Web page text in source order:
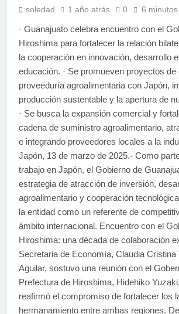
soledad 1 año atrás 0 6 minutos
· Guanajuato celebra encuentro con el
Hiroshima para fortalecer la relación
la cooperación en innovación, desarrollo
educación. · Se promueven proyectos
proveeduría agroalimentaria con Japón,
producción sustentable y la apertura de
· Se busca la expansión comercial y
cadena de suministro agroalimentario,
e integrando proveedores locales a la
Japón, 13 de marzo de 2025.- Como
trabajo en Japón, el Gobierno de
estrategia de atracción de inversión,
agroalimentario y cooperación
la entidad como un referente de
ámbito internacional. Encuentro con el
Hiroshima: una década de colaboración
Secretaria de Economía, Claudia Cristina
Aguilar, sostuvo una reunión con el
Prefectura de Hiroshima, Hidehiko
reafirmó el compromiso de fortalecer los
hermanamiento entre ambas regiones.